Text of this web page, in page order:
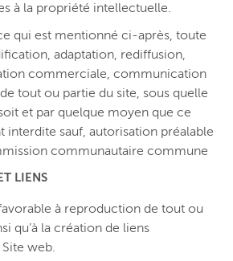
à la propriété intellectuelle.
qui est mentionné ci-après, toute
adaptation, rediffusion,
commerciale, communication
tout ou partie du site, sous quelle
et par quelque moyen que ce
interdite sauf, autorisation préalable
communautaire commune
LIENS
à reproduction de tout ou
qu’à la création de liens
web.